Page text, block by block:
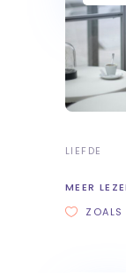
LIEFDE
MEER
ZOALS